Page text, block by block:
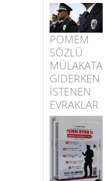
Nasıl
Tanitabiliriz
POMEM
SÖZLÜ
MÜLAKATA
GİDERKEN
İSTENEN
EVRAKLAR
NELERDİR